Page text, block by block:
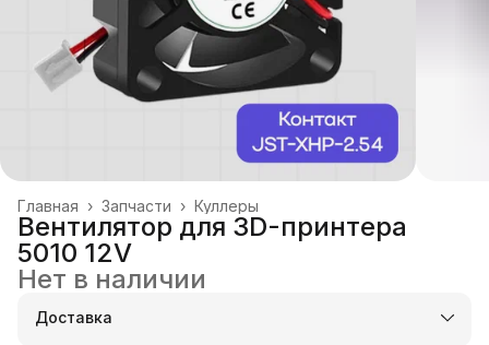
Куллеры
Запчасти ›
Главная ›
Вентилятор для 3D-принтера
5010 12V
Нет в наличии
Доставка